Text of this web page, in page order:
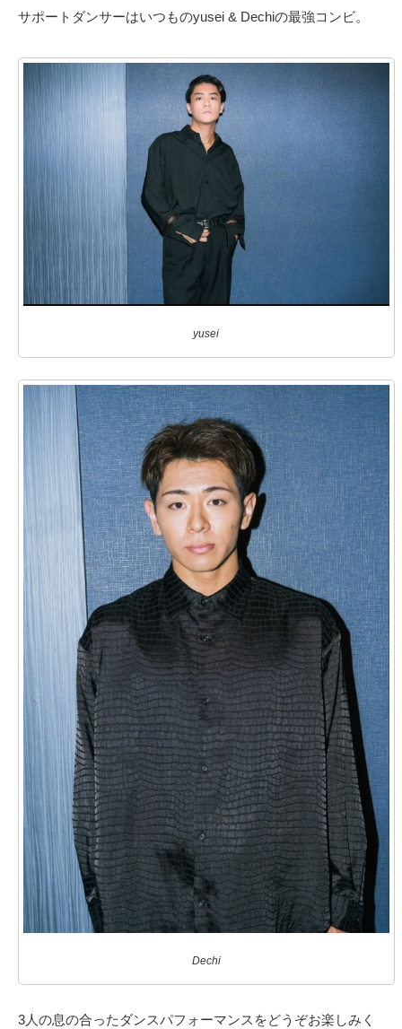
サポートダンサーはいつものyusei & Dechiの最強コンビ。
yusei
Dechi
3人の息の合ったダンスパフォーマンスをどうぞお楽しみく